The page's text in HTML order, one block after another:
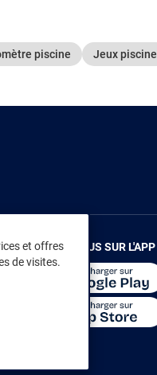
piscine Jeux piscine
et offres
de visites.
RENDEZ-VOUS SUR L'APP